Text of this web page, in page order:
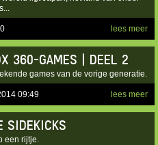
lees meer
360-GAMES | DEEL 2
games van de vorige generatie.
09:49 lees meer
SIDEKICKS
een rijtje.